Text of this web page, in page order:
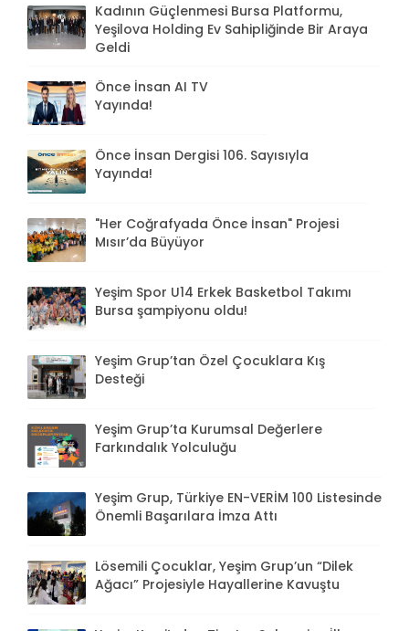
Kadının Güçlenmesi Bursa Platformu,
Yeşilova Holding Ev Sahipliğinde Bir Araya
Geldi
Önce İnsan AI TV
Yayında!
Önce İnsan Dergisi 106. Sayısıyla
Yayında!
"Her Coğrafyada Önce İnsan" Projesi
Mısır’da Büyüyor
Yeşim Spor U14 Erkek Basketbol Takımı
Bursa şampiyonu oldu!
Yeşim Grup’tan Özel Çocuklara Kış
Desteği
Yeşim Grup’ta Kurumsal Değerlere
Farkındalık Yolculuğu
Yeşim Grup, Türkiye EN-VERİM 100 Listesinde
Önemli Başarılara İmza Attı
Lösemili Çocuklar, Yeşim Grup’un “Dilek
Ağacı” Projesiyle Hayallerine Kavuştu